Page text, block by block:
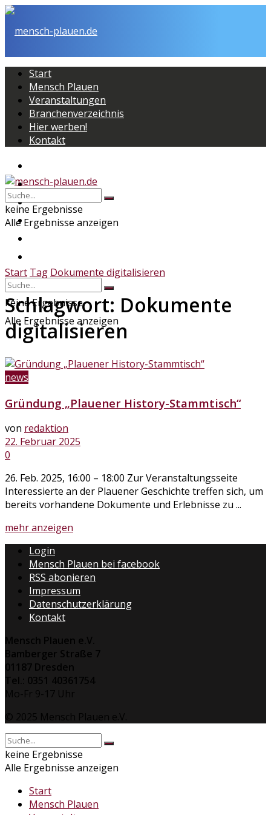
Start
Mensch Plauen
Veranstaltungen
Branchenverzeichnis
Hier werben!
Kontakt
Mensch Plauen
Veranstaltungen
Branchenverzeichnis
keine Ergebnisse
Alle Ergebnisse anzeigen
keine Ergebnisse
Alle Ergebnisse anzeigen
Start Tag Dokumente digitalisieren
Schlagwort: Dokumente
digitalisieren
news
Gründung „Plauener History-Stammtisch“
von redaktion
22. Februar 2025
0
26. Feb. 2025, 16:00 – 18:00 Zur Veranstaltungsseite
Interessierte an der Plauener Geschichte treffen sich, um
bereits vorhandene Dokumente und Erlebnisse zu ...
mehr anzeigen
Login
Mensch Plauen bei facebook
RSS abonieren
Impressum
Datenschutzerklärung
Kontakt
Mensch Plauen e.V.
Bamberger Straße 7
01187 Dresden
Tel.: 0351 40361754
Mo-Fr 9-17 Uhr
© 2025 Mensch Plauen e.V.
keine Ergebnisse
Alle Ergebnisse anzeigen
Start
Mensch Plauen